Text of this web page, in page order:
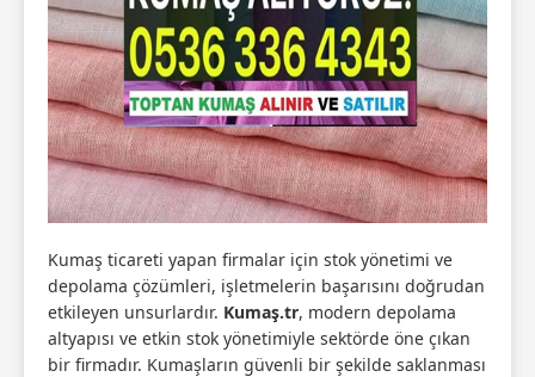
Kumaş ticareti yapan firmalar için stok yönetimi ve
depolama çözümleri, işletmelerin başarısını doğrudan
etkileyen unsurlardır. Kumaş.tr, modern depolama
altyapısı ve etkin stok yönetimiyle sektörde öne çıkan
bir firmadır. Kumaşların güvenli bir şekilde saklanması